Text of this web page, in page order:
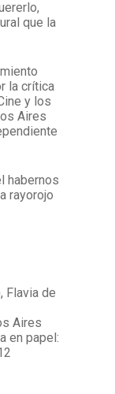
que la
la crítica
y los
Aires
habernos
rayorojo
Flavia de
Aires
en papel: